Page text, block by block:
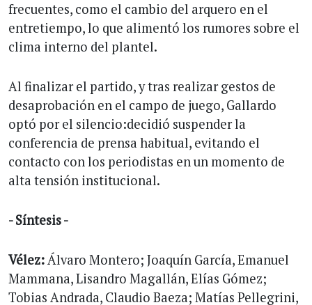
frecuentes, como el cambio del arquero en el
entretiempo, lo que alimentó los rumores sobre el
clima interno del plantel.
Al finalizar el partido, y tras realizar gestos de
desaprobación en el campo de juego, Gallardo
optó por el silencio:decidió suspender la
conferencia de prensa habitual, evitando el
contacto con los periodistas en un momento de
alta tensión institucional.
- Síntesis -
Vélez:Álvaro Montero; Joaquín García, Emanuel
Mammana, Lisandro Magallán, Elías Gómez;
Tobias Andrada, Claudio Baeza; Matías Pellegrini,